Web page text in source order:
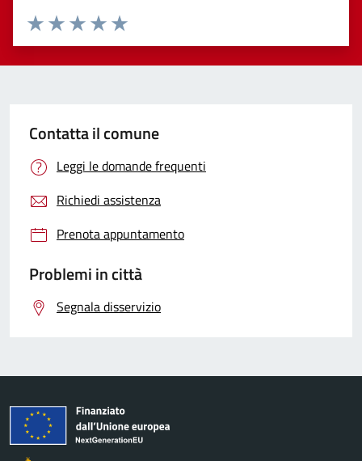
Valuta 5 stelle su 5
Valuta 4 stelle su 5
Valuta 3 stelle su 5
Valuta 2 stelle su 5
Valuta 1 stelle su 5
Contatta il comune
Leggi le domande frequenti
Richiedi assistenza
Prenota appuntamento
Problemi in città
Segnala disservizio